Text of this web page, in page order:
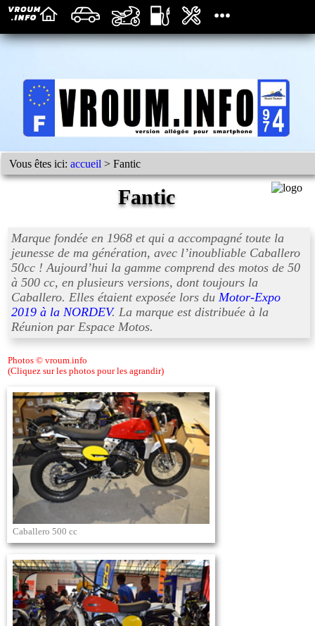
Vous êtes ici:accueil > Fantic
Fantic
Marque fondée en 1968 et qui a accompagné toute la
jeunesse de ma génération, avec l’inoubliable Caballero
50cc ! Aujourd’hui la gamme comprend des motos de 50
à 500 cc, en plusieurs versions, dont toujours la
Caballero. Elles étaient exposée lors du Motor-Expo
2019 à la NORDEV. La marque est distribuée à la
Réunion par Espace Motos.
Photos © vroum.info
(Cliquez sur les photos pour les agrandir)
Caballero 500 cc